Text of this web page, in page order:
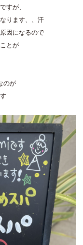
すが、
ります、、汗
因になるので
とが
のが